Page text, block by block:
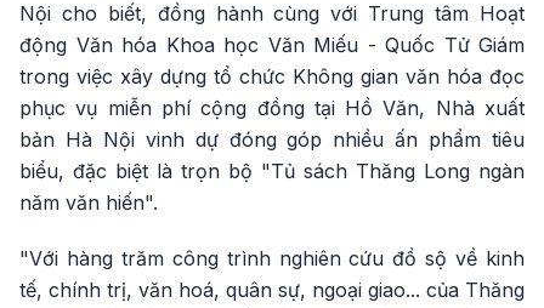
Nội cho biết, đồng hành cùng với Trung tâm Hoạt
động Văn hóa Khoa học Văn Miếu - Quốc Tử Giám
trong việc xây dựng tổ chức Không gian văn hóa đọc
phục vụ miễn phí cộng đồng tại Hồ Văn, Nhà xuất
bản Hà Nội vinh dự đóng góp nhiều ấn phẩm tiêu
biểu, đặc biệt là trọn bộ "Tủ sách Thăng Long ngàn
năm văn hiến".
"Với hàng trăm công trình nghiên cứu đồ sộ về kinh
tế, chính trị, văn hoá, quân sự, ngoại giao... của Thăng